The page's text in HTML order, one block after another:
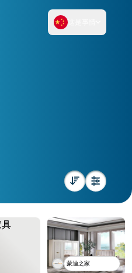
蒙迪之家